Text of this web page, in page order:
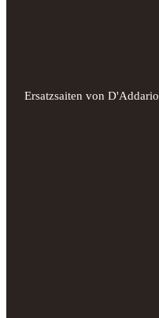
Ersatzsaiten von D'Addario